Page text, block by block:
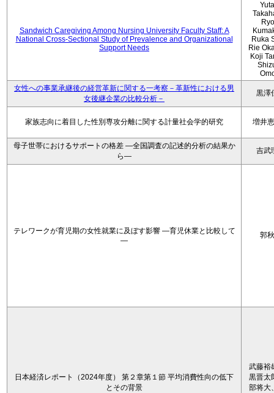
Sandwich Caregiving Among Nursing University Faculty Staff: A
National Cross-Sectional Study of Prevalence and Organizational
Support Needs
Ruka
Rie
Koji
女性への事業承継後の経営革新に関する一考察－革新性における男
女後継企業の比較分析－
黒澤
家族志向に着目した性別専攻分離に関する計量社会学的研究 増井
母子世帯におけるサポートの格差 ―全国調査の記述的分析の結果か
ら―
吉武
テレワークが育児期の女性就業に及ぼす影響 ―育児休業と比較して
―
郭
日本経済レポート（2024年度） 第２章第１節 平均消費性向の低下
とその背景
武藤裕
黒晋太
部将大